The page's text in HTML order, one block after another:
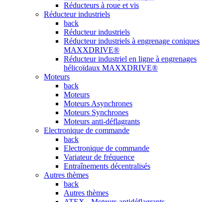
Réducteurs à roue et vis
Réducteur industriels
back
Réducteur industriels
Réducteur industriels à engrenage coniques
MAXXDRIVE®
Réducteur industriel en ligne à engrenages
hélicoïdaux MAXXDRIVE®
Moteurs
back
Moteurs
Moteurs Asynchrones
Moteurs Synchrones
Moteurs anti-déflagrants
Electronique de commande
back
Electronique de commande
Variateur de fréquence
Entraînements décentralisés
Autres thèmes
back
Autres thèmes